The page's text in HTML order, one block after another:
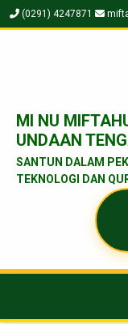
(0291) 4247871
MI NU
UNDAAN
SANTUN DALAM
TEKNOLOGI DAN